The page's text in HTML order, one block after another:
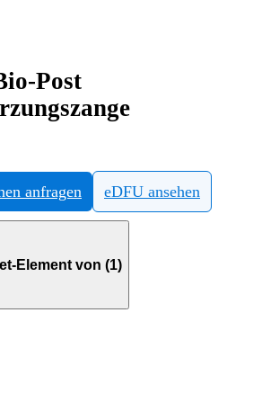
Post
anfragen eDFU ansehen
Element von (1)